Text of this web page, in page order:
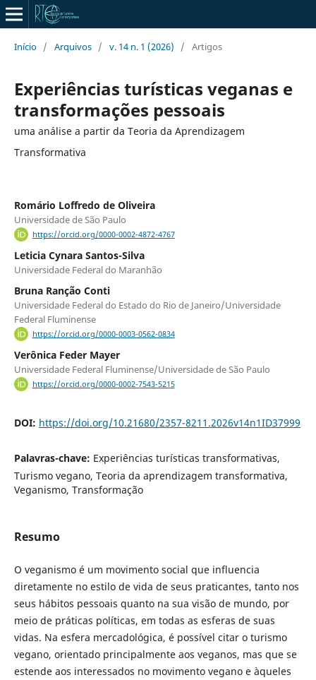
Início / Arquivos / v. 14 n. 1 (2026) / Artigos
Experiências turísticas veganas e
transformações pessoais
uma análise a partir da Teoria da Aprendizagem
Transformativa
Romário Loffredo de Oliveira
Universidade de São Paulo
https://orcid.org/0000-0002-4872-4767
Leticia Cynara Santos-Silva
Universidade Federal do Maranhão
Bruna Ranção Conti
Universidade Federal do Estado do Rio de Janeiro/Universidade
Federal Fluminense
https://orcid.org/0000-0003-0562-0834
Verônica Feder Mayer
Universidade Federal Fluminense/Universidade de São Paulo
https://orcid.org/0000-0002-7543-5215
DOI: https://doi.org/10.21680/2357-8211.2026v14n1ID37999
Palavras-chave: Experiências turísticas transformativas,
Turismo vegano, Teoria da aprendizagem transformativa,
Veganismo, Transformação
Resumo
O veganismo é um movimento social que influencia
diretamente no estilo de vida de seus praticantes, tanto nos
seus hábitos pessoais quanto na sua visão de mundo, por
meio de práticas políticas, em todas as esferas de suas
vidas. Na esfera mercadológica, é possível citar o turismo
vegano, orientado principalmente aos veganos, mas que se
estende aos interessados no movimento vegano e àqueles